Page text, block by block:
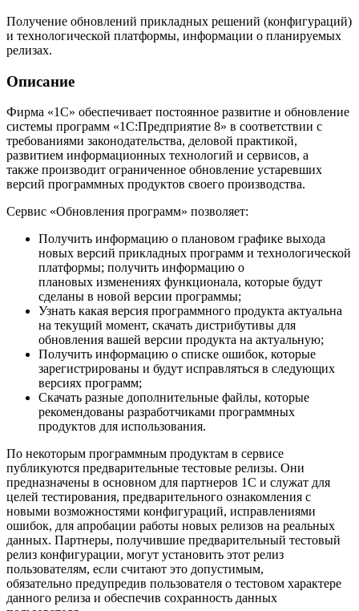
Получение обновлений прикладных решений (конфигураций)
и технологической платформы, информации о планируемых
релизах.
Описание
Фирма «1С» обеспечивает постоянное развитие и обновление
системы программ «1С:Предприятие 8» в соответствии с
требованиями законодательства, деловой практикой,
развитием информационных технологий и сервисов, а
также производит ограниченное обновление устаревших
версий программных продуктов своего производства.
Сервис «Обновления программ» позволяет:
Получить информацию о плановом графике выхода
новых версий прикладных программ и технологической
платформы; получить информацию о
плановых изменениях функционала, которые будут
сделаны в новой версии программы;
Узнать какая версия программного продукта актуальна
на текущий момент, скачать дистрибутивы для
обновления вашей версии продукта на актуальную;
Получить информацию о списке ошибок, которые
зарегистрированы и будут исправляться в следующих
версиях программ;
Скачать разные дополнительные файлы, которые
рекомендованы разработчиками программных
продуктов для использования.
По некоторым программным продуктам в сервисе
публикуются предварительные тестовые релизы. Они
предназначены в основном для партнеров 1С и служат для
целей тестирования, предварительного ознакомления с
новыми возможностями конфигураций, исправлениями
ошибок, для апробации работы новых релизов на реальных
данных. Партнеры, получившие предварительный тестовый
релиз конфигурации, могут установить этот релиз
пользователям, если считают это допустимым,
обязательно предупредив пользователя о тестовом характере
данного релиза и обеспечив сохранность данных